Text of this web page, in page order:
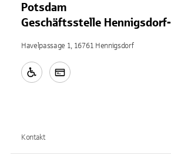
Potsdam
Geschäftsstelle
Havelpassage 1, 16761 Hennigsdorf
Kontakt